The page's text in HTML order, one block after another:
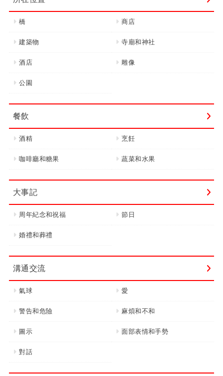
橋 商店
建築物 寺廟和神社
酒店 雕像
公園
餐飲
酒精 烹飪
咖啡廳和糖果 蔬菜和水果
大事記
周年紀念和祝福 節日
婚禮和葬禮
溝通交流
氣球 愛
警告和危險 麻煩和不和
圖示 面部表情和手勢
對話